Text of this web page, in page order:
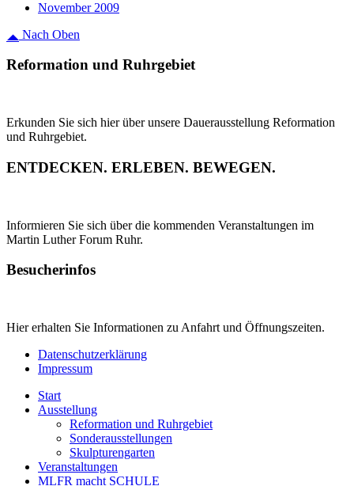
November 2009
Nach Oben
Reformation und Ruhrgebiet
Erkunden Sie sich hier über unsere Dauerausstellung Reformation
und Ruhrgebiet.
ENTDECKEN. ERLEBEN. BEWEGEN.
Informieren Sie sich über die kommenden Veranstaltungen im
Martin Luther Forum Ruhr.
Besucherinfos
Hier erhalten Sie Informationen zu Anfahrt und Öffnungszeiten.
Datenschutzerklärung
Impressum
Start
Ausstellung
Reformation und Ruhrgebiet
Sonderausstellungen
Skulpturengarten
Veranstaltungen
MLFR macht SCHULE